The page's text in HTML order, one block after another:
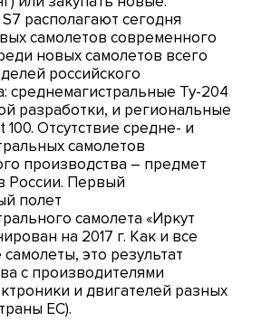
располагают сегодня
самолетов современного
новых самолетов всего
российского
среднемагистральные Ту-204
разработки, и региональные
100. Отсутствие средне- и
самолетов
производства – предмет
России. Первый
полет
самолета «Иркут
на 2017 г. Как и все
это результат
с производителями
и двигателей разных
ЕС).